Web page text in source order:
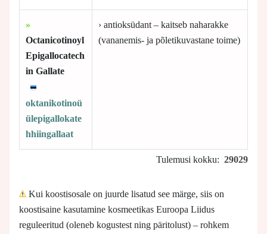
»
Octanicotinoyl
Epigallocatech
in Gallate
oktanikotinoü
ülepigallokate
hhiingallaat
› antioksüdant – kaitseb naharakke
(vananemis- ja põletikuvastane toime)
Tulemusi kokku: 29029
Kui koostisosale on juurde lisatud see märge, siis on
koostisaine kasutamine kosmeetikas Euroopa Liidus
reguleeritud (oleneb kogustest ning päritolust) – rohkem